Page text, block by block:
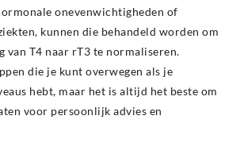
onevenwichtigheden of
kunnen die behandeld worden om
van T4 naar rT3 te normaliseren.
die je kunt overwegen als je
hebt, maar het is altijd het beste om
voor persoonlijk advies en